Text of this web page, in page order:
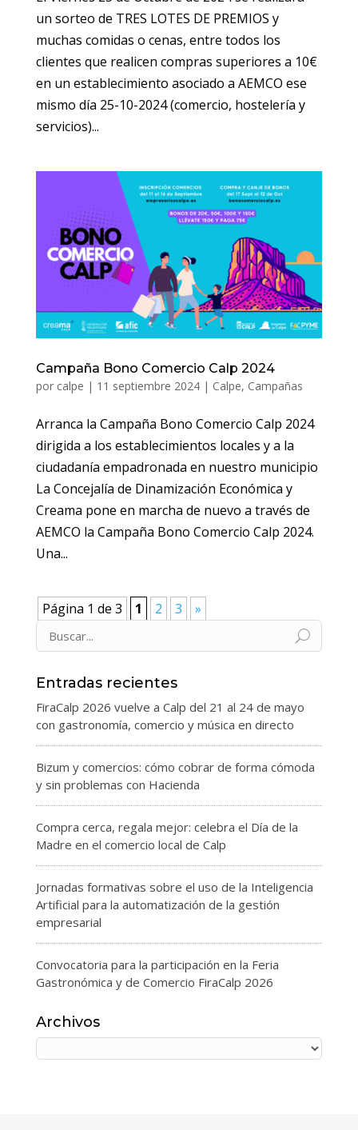
un sorteo de TRES LOTES DE PREMIOS y
muchas comidas o cenas, entre todos los
clientes que realicen compras superiores a 10€
en un establecimiento asociado a AEMCO ese
mismo día 25-10-2024 (comercio, hostelería y
servicios)...
Campaña Bono Comercio Calp 2024
por calpe | 11 septiembre 2024| Calpe, Campañas
Arranca la Campaña Bono Comercio Calp 2024
dirigida a los establecimientos locales y a la
ciudadanía empadronada en nuestro municipio
La Concejalía de Dinamización Económica y
Creama pone en marcha de nuevo a través de
AEMCO la Campaña Bono Comercio Calp 2024.
Una...
Página 1 de 3 1 2 3 »
Entradas recientes
FiraCalp 2026 vuelve a Calp del 21 al 24 de mayo
con gastronomía, comercio y música en directo
Bizum y comercios: cómo cobrar de forma cómoda
y sin problemas con Hacienda
Compra cerca, regala mejor: celebra el Día de la
Madre en el comercio local de Calp
Jornadas formativas sobre el uso de la Inteligencia
Artificial para la automatización de la gestión
empresarial
Convocatoria para la participación en la Feria
Gastronómica y de Comercio FiraCalp 2026
Archivos